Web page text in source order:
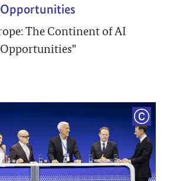
Opportunities
The Continent of AI
Opportunities"